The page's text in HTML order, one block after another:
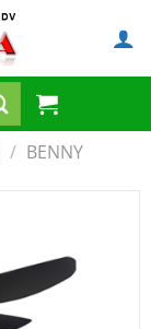
/ BENNY